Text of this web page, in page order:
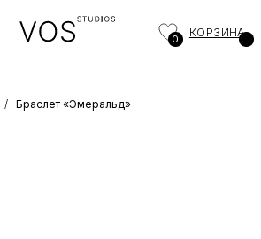
КОРЗИНА
/ Браслет «Эмеральд»